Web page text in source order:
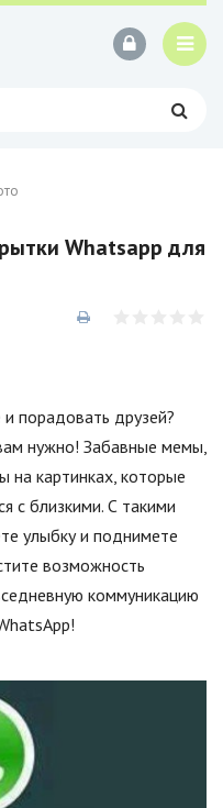
Whatsapp для
порадовать друзей?
нужно! Забавные мемы,
на картинках, которые
с близкими. С такими
улыбку и поднимете
возможность
коммуникацию